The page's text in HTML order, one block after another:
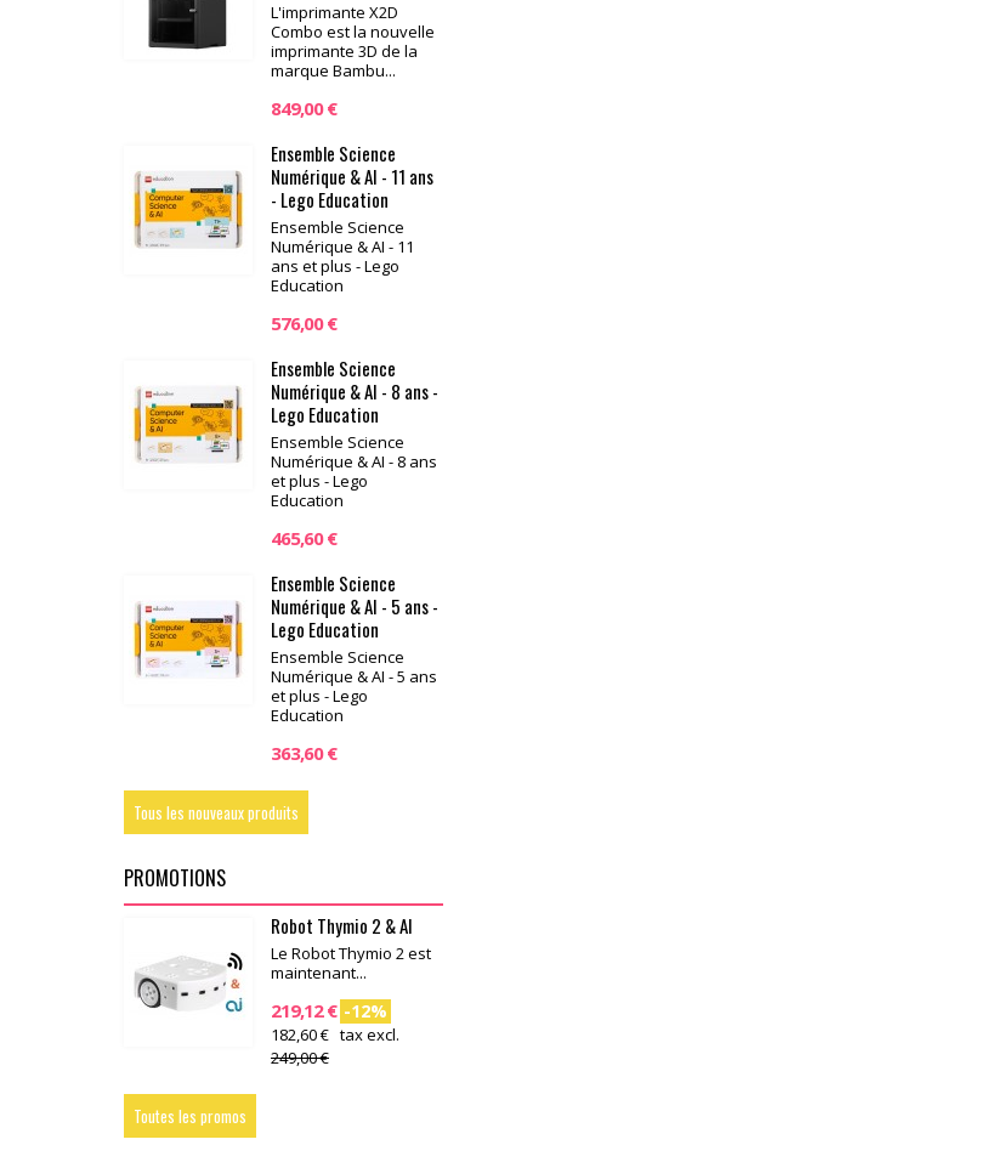
L'imprimante X2D
Combo est la nouvelle
imprimante 3D de la
marque Bambu...
849,00 €
Ensemble Science
Numérique & AI - 11 ans
- Lego Education
Ensemble Science
Numérique & AI - 11
ans et plus - Lego
Education
576,00 €
Ensemble Science
Numérique & AI - 8 ans -
Lego Education
Ensemble Science
Numérique & AI - 8 ans
et plus - Lego
Education
465,60 €
Ensemble Science
Numérique & AI - 5 ans -
Lego Education
Ensemble Science
Numérique & AI - 5 ans
et plus - Lego
Education
363,60 €
Tous les nouveaux produits
PROMOTIONS
Robot Thymio 2 & AI
Le Robot Thymio 2 est
maintenant...
219,12 € -12%
182,60 € tax excl.
249,00 €
Toutes les promos